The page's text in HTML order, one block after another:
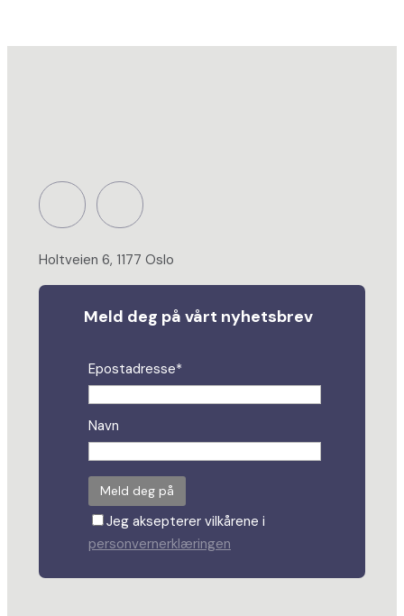
Holtveien 6, 1177 Oslo
Meld deg på vårt nyhetsbrev
Epostadresse*
Navn
Jeg aksepterer vilkårene i
personvernerklæringen